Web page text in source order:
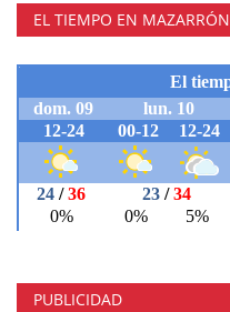
EL TIEMPO EN MAZARRÓN
PUBLICIDAD